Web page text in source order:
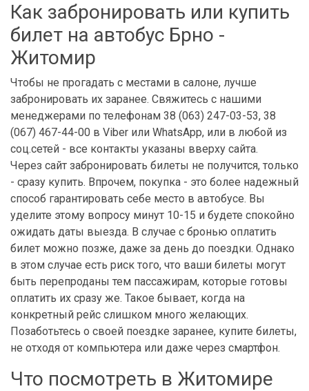
Как забронировать или купить
билет на автобус Брно -
Житомир
Чтобы не прогадать с местами в салоне, лучше
забронировать их заранее. Свяжитесь с нашими
менеджерами по телефонам 38 (063) 247-03-53, 38
(067) 467-44-00 в Viber или WhatsApp, или в любой из
соц.сетей - все контакты указаны вверху сайта.
Через сайт забронировать билеты не получится, только
- сразу купить. Впрочем, покупка - это более надежный
способ гарантировать себе место в автобусе. Вы
уделите этому вопросу минут 10-15 и будете спокойно
ожидать даты выезда. В случае с бронью оплатить
билет можно позже, даже за день до поездки. Однако
в этом случае есть риск того, что ваши билеты могут
быть перепроданы тем пассажирам, которые готовы
оплатить их сразу же. Такое бывает, когда на
конкретный рейс слишком много желающих.
Позаботьтесь о своей поездке заранее, купите билеты,
не отходя от компьютера или даже через смартфон.
Что посмотреть в Житомире